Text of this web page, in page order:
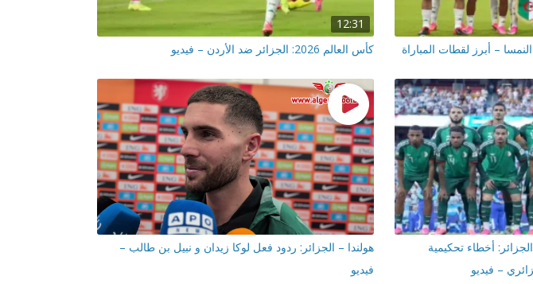
12:31
كأس العالم 2026: الجزائر ضد الأردن – فيديو
– الجزائر: أخطاء تحكيمية
– فيديو
هولندا – الجزائر: ردود فعل لوكا زيدان و نبيل بن طالب –
فيديو